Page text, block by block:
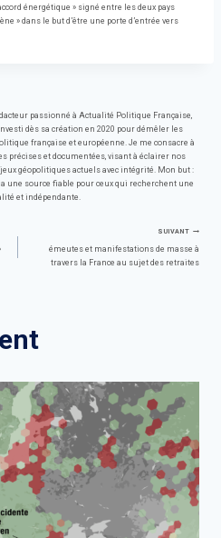
énergétique » signé entre les deux pays
» dans le but d’être une porte d’entrée vers
passionné à Actualité Politique Française,
dès sa création en 2020 pour démêler les
française et européenne. Je me consacre à
précises et documentées, visant à éclairer nos
géopolitiques actuels avec intégrité. Mon but :
une source fiable pour ceux qui recherchent une
et indépendante.
SUIVANT
émeutes et manifestations de masse à
travers la France au sujet des retraites